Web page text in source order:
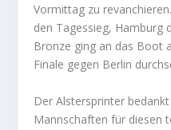
Vormittag zu
den Tagessieg, Hamburg
Bronze ging an das Boot
Finale gegen Berlin
Der Alstersprinter
Mannschaften für diesen